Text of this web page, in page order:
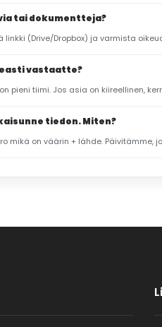
tai dokumentteja?
(Drive/Dropbox) ja varmista
vastaatte?
pieni tiimi. Jos asia on kiireellinen,
tiedon. Miten?
mikä on väärin + lähde. Päivitämme,